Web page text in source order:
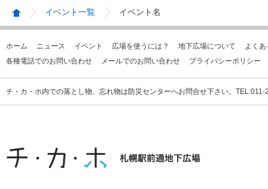
イベント一覧 イベント名
ホーム ニュース イベント 広場を使うには？ 地下広場について
よく
各種電話でのお問い合わせ
メールでのお問い合わせ プライバシーポリシー
チ・カ・ホ内での落とし物、忘れ物は防災センターへお問合せ下さい。